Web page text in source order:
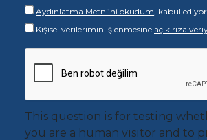
Aydınlatma Metni’ni okudum , kabul
Kişisel verilerimin işlenmesine açık rıza
This question is for testing
you are a human visitor and to